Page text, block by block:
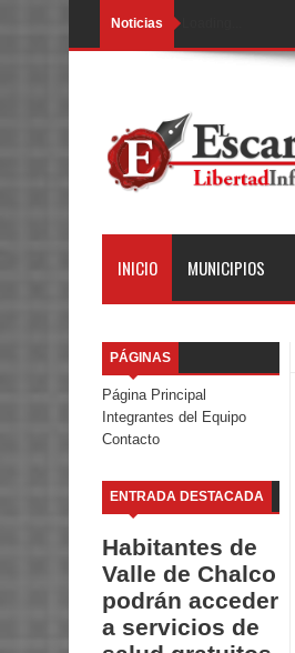
Noticias
INICIO MUNICIPIOS
PÁGINAS
Página Principal
Integrantes del Equipo
Contacto
ENTRADA DESTACADA
Habitantes de
Valle de Chalco
podrán acceder
a servicios de